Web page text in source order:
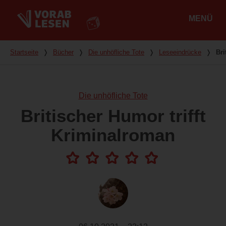
MENÜ
Du bist hier
Startseite ❭ Bücher ❭ Die unhöfliche Tote ❭ Leseeindrücke ❭
Die unhöfliche Tote
Britischer Humor trifft
Kriminalroman